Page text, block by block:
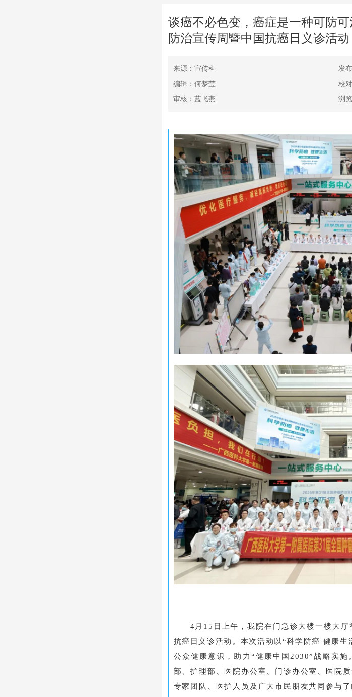
谈癌不必色变，癌症是一种可防
防治宣传周暨中国抗癌日义诊活动
来源：宣传科
发
编辑：何梦莹
校
审核：蓝飞燕
浏
4月15日上午，我院在门急诊大楼一楼大
抗癌日义诊活动。本次活动以“科学防癌 健康
公众健康意识，助力“健康中国2030”战略实
部、护理部、医院办公室、门诊办公室、医院
专家团队、医护人员及广大市民朋友共同参与